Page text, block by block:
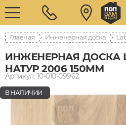
Главная Инженерная доска
ИНЖЕНЕРНАЯ ДОСКА
НАТУР 2006 150ММ
Артикул: 10-010-09962
В НАЛИЧИИ